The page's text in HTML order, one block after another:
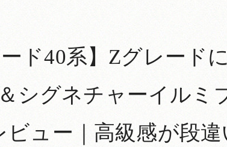
ード40系】Zグレード
シグネチャーイルミ
ビュー｜高級感が段違